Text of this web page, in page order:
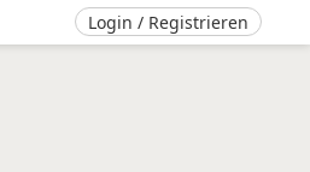
Login / Registrieren